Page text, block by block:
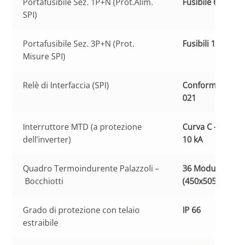
SPI)
Portafusibile Sez. 3P+N (Prot.
Misure SPI)
Fusibili 1 A
Relè di Interfaccia (SPI)
Conforme
021
Interruttore MTD (a protezione
dell’inverter)
Curva C –
10 kA
Quadro Termoindurente Palazzoli –
Bocchiotti
36 Moduli
Grado di protezione con telaio
estraibile
IP 66